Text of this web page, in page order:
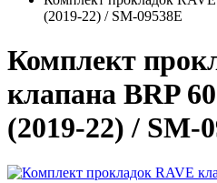
(2019-22) / SM-09538E
Комплект
клапана BRP
(2019-22) / SM-